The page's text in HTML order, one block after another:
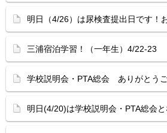
明日（4/26）は尿検査提出日です
三浦宿泊学習！（一年生）4/22-23
学校説明会・PTA総会 ありがとう
明日(4/20)は学校説明会・PTA総会